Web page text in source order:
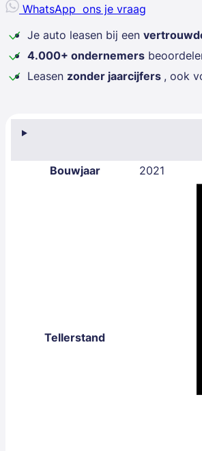
Bouwjaar 2021
Tellerstand
WhatsApp ons je vraag
Je auto leasen bij een
4.000+ ondernemers
Leasen zonder jaarcijfers , ook